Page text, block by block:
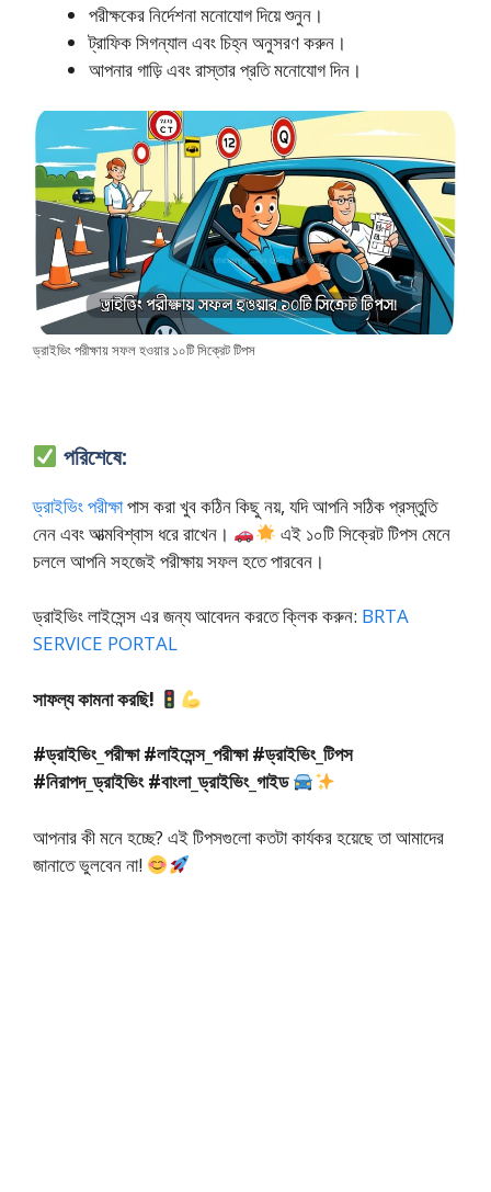
পরীক্ষকের নির্দেশনা মনোযোগ দিয়ে শুনুন।
ট্রাফিক সিগন্যাল এবং চিহ্ন অনুসরণ করুন।
আপনার গাড়ি এবং রাস্তার প্রতি মনোযোগ দিন।
ড্রাইভিং পরীক্ষায় সফল হওয়ার ১০টি সিক্রেট টিপস
পরিশেষে:
ড্রাইভিং পরীক্ষাপাস করা খুব কঠিন কিছু নয়, যদি আপনি সঠিক প্রস্তুতি
নেন এবং আত্মবিশ্বাস ধরে রাখেন।
এই ১০টি সিক্রেট টিপস মেনে
চললে আপনি সহজেই পরীক্ষায় সফল হতে পারবেন।
ড্রাইভিং লাইসেন্স এর জন্য আবেদন করতে ক্লিক করুন: BRTA
SERVICE PORTAL
সাফল্য কামনা করছি!
#ড্রাইভিং_পরীক্ষা #লাইসেন্স_পরীক্ষা #ড্রাইভিং_টিপস
#নিরাপদ_ড্রাইভিং #বাংলা_ড্রাইভিং_গাইড
আপনার কী মনে হচ্ছে? এই টিপসগুলো কতটা কার্যকর হয়েছে তা আমাদের
জানাতে ভুলবেন না!